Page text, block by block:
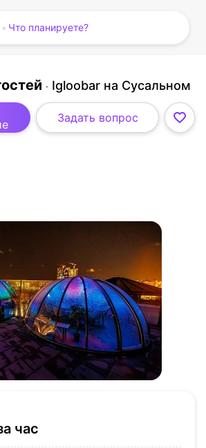
Что планируете?
Igloobar на Сусальном
Задать вопрос
час